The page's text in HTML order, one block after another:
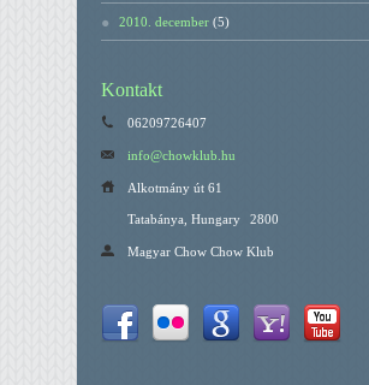
2010. december (5)
Kontakt
06209726407
info@chowklub.hu
Alkotmány út 61
Tatabánya, Hungary 2800
Magyar Chow Chow Klub